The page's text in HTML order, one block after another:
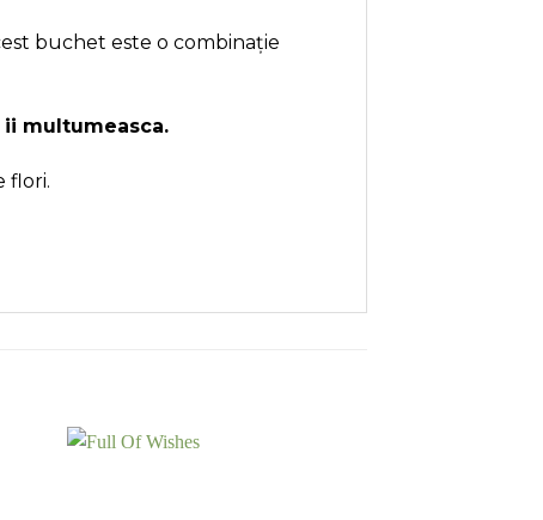
buchet este o combinație
multumeasca.
flori.